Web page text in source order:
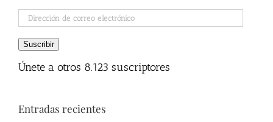
Dirección
de
correo
electrónico
Suscribir
Únete a otros 8.123 suscriptores
Entradas recientes